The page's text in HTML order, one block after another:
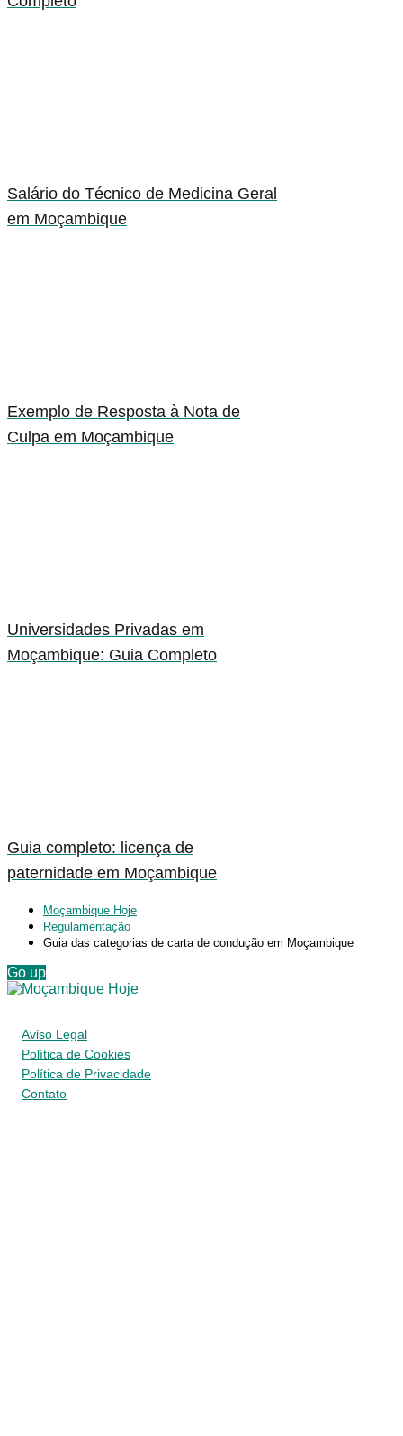
Salário do Técnico de Medicina Geral
em Moçambique
Exemplo de Resposta à Nota de
Culpa em Moçambique
Universidades Privadas em
Moçambique: Guia Completo
Guia completo: licença de
paternidade em Moçambique
Moçambique Hoje
Regulamentação
Guia das categorias de carta de condução em Moçambique
Go up
Aviso Legal
Política de Cookies
Política de Privacidade
Contato